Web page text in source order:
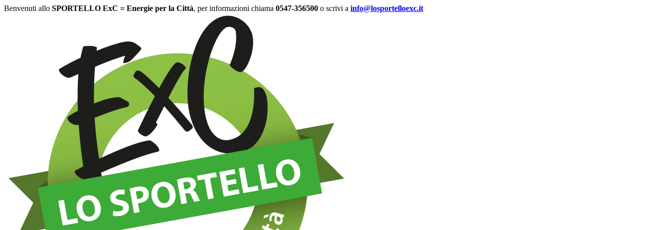
Benvenuti allo SPORTELLO ExC = Energie per la Città, per informazioni chiama 0547-356500 o scrivi a info@losportelloexc.it